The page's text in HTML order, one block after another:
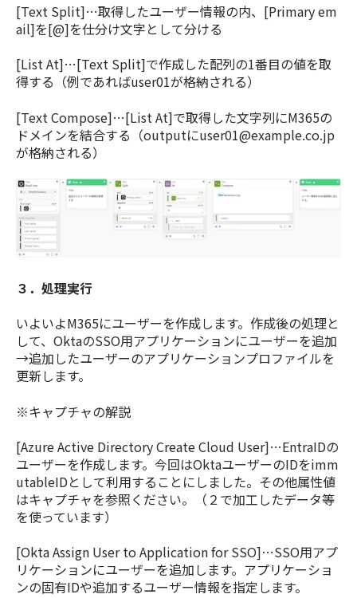
[Text Split]…取得したユーザー情報の内、[Primary em
ail]を[@]を仕分け文字として分ける
[List At]…[Text Split]で作成した配列の1番目の値を取
得する（例であればuser01が格納される）
[Text Compose]…[List At]で取得した文字列にM365の
ドメインを結合する（outputにuser01@example.co.jp
が格納される）
３．処理実行
いよいよM365にユーザーを作成します。作成後の処理と
して、OktaのSSO用アプリケーションにユーザーを追加
→追加したユーザーのアプリケーションプロファイルを
更新します。
※キャプチャの解説
[Azure Active Directory Create Cloud User]…EntraIDの
ユーザーを作成します。今回はOktaユーザーのIDをimm
utableIDとして利用することにしました。その他属性値
はキャプチャを参照ください。（２で加工したデータ等
を使っています）
[Okta Assign User to Application for SSO]…SSO用アプ
リケーションにユーザーを追加します。アプリケーショ
ンの固有IDや追加するユーザー情報を指定します。